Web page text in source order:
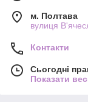
м. Полтава
вулиця
Контакти
Сьогодні
Показати